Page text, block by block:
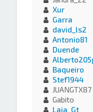
Xur
Garra
david_ls2
Antonio81
Duende
Baqueiro
Stef1944
JUANGTX87
Gabito
Laia_Gt